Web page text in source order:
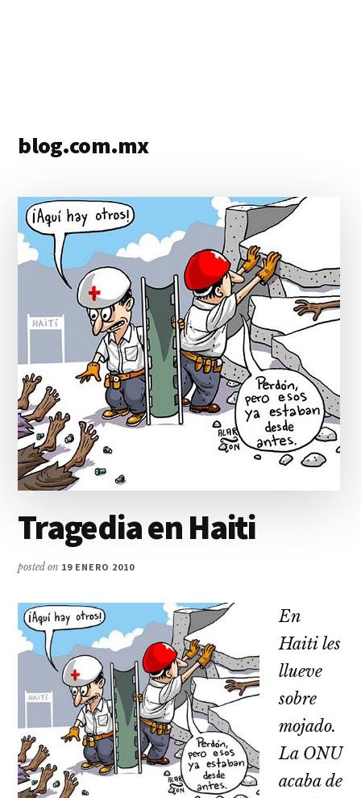
blog.com.mx
blogs
Tragedia en Haiti
posted on 19 ENERO 2010
En
Haiti les
llueve
sobre
mojado.
La ONU
acaba de